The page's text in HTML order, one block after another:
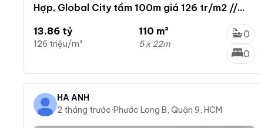
Hợp, Global City tầm 100m giá 126 tr/m2 //
13.86 tỷ
126 triệu/m²
110 m²
5 x 22m
0
0
HÀ ÁNH
2 tháng trước·Phước Long B, Quận 9, HCM